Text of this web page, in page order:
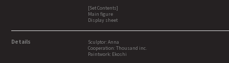
[Set Contents]
Main figure
Display sheet
Details
Sculptor: Anna
Cooperation: Thousand inc.
Paintwork: Ekoshi